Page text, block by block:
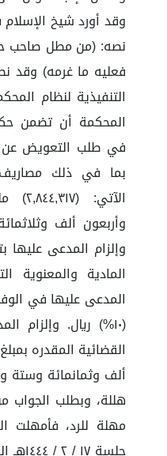
نصه: (من مطل صاحب
التنفيذية لنظام
المحكمة أن تضمن
في طلب التعويض عن
بما في ذلك
وأربعون ألف
وإلزام المدعى
المادية
المدعى عليها في
(١٠%) ريال. وإلزام
ألف وثمانمائة وستة
هللة، وبطلب الجواب
جلسة